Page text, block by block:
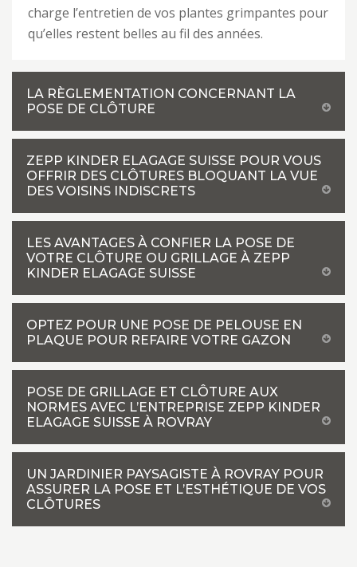
charge l’entretien de vos plantes grimpantes pour
qu’elles restent belles au fil des années.
LA RÈGLEMENTATION CONCERNANT LA
POSE DE CLÔTURE
ZEPP KINDER ELAGAGE SUISSE POUR VOUS
OFFRIR DES CLÔTURES BLOQUANT LA VUE
DES VOISINS INDISCRETS
LES AVANTAGES À CONFIER LA POSE DE
VOTRE CLÔTURE OU GRILLAGE À ZEPP
KINDER ELAGAGE SUISSE
OPTEZ POUR UNE POSE DE PELOUSE EN
PLAQUE POUR REFAIRE VOTRE GAZON
POSE DE GRILLAGE ET CLÔTURE AUX
NORMES AVEC L’ENTREPRISE ZEPP KINDER
ELAGAGE SUISSE À ROVRAY
UN JARDINIER PAYSAGISTE À ROVRAY POUR
ASSURER LA POSE ET L’ESTHÉTIQUE DE VOS
CLÔTURES